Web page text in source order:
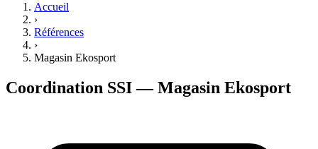
Accueil
›
Références
›
Magasin Ekosport
Coordination SSI — Magasin Ekosport